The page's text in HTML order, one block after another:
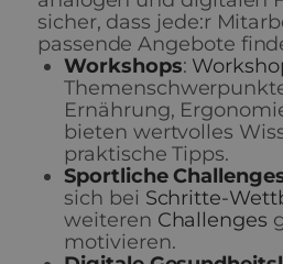
sicher, dass jede:r
passende Angebote
Workshops:
Ernährung,
bieten wertvolles
praktische Tipps.
Sportliche
sich bei Schritte-
weiteren Challenges
motivieren.